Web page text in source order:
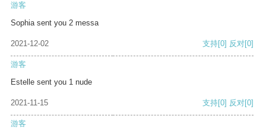
游客
Sophia sent you 2 messa
2021-12-02 支持[0] 反对[0]
游客
Estelle sent you 1 nude
2021-11-15 支持[0] 反对[0]
游客